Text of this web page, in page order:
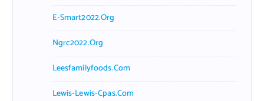
E-Smart2022.org
Ngrc2022.org
Leesfamilyfoods.com
Lewis-Lewis-Cpas.com